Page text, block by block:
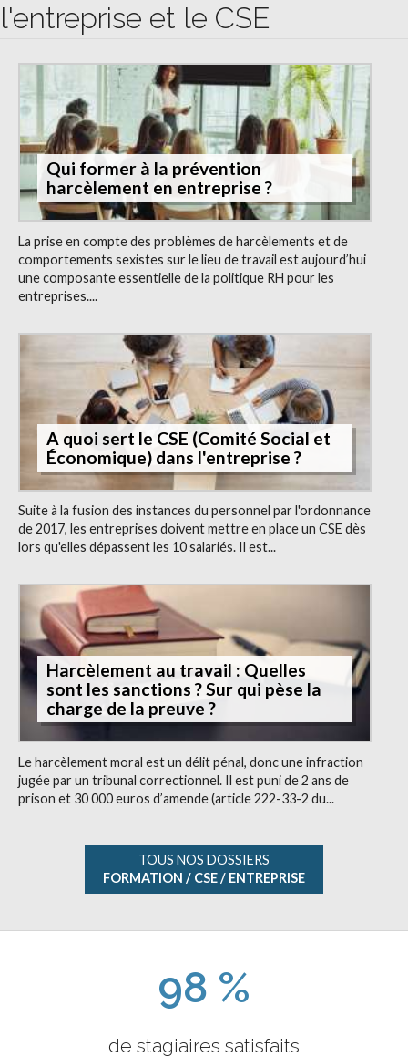
l'entreprise et le CSE
Qui former à la prévention
harcèlement en entreprise ?
La prise en compte des problèmes de harcèlements et de
comportements sexistes sur le lieu de travail est aujourd’hui
une composante essentielle de la politique RH pour les
entreprises....
A quoi sert le CSE (Comité Social et
Économique) dans l'entreprise ?
Suite à la fusion des instances du personnel par l'ordonnance
de 2017, les entreprises doivent mettre en place un CSE dès
lors qu'elles dépassent les 10 salariés. Il est...
Harcèlement au travail : Quelles
sont les sanctions ? Sur qui pèse la
charge de la preuve ?
Le harcèlement moral est un délit pénal, donc une infraction
jugée par un tribunal correctionnel. Il est puni de 2 ans de
prison et 30 000 euros d’amende (article 222-33-2 du...
TOUS NOS DOSSIERS
FORMATION / CSE / ENTREPRISE
98 %
de stagiaires satisfaits